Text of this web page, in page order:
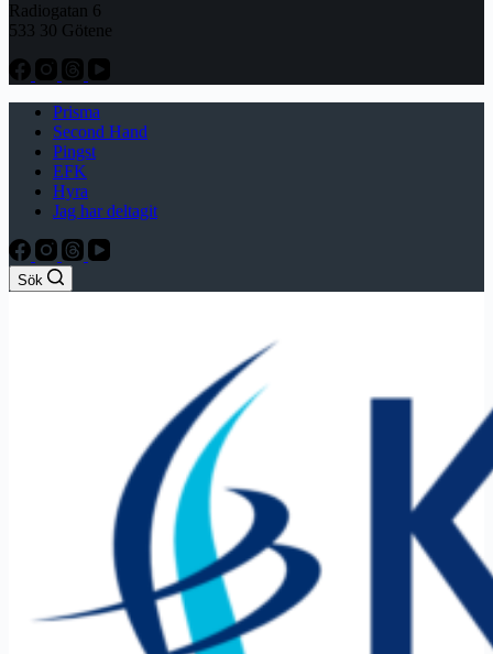
Radiogatan 6
533 30 Götene
Prisma
Second Hand
Pingst
EFK
Hyra
Jag har deltagit
Sök